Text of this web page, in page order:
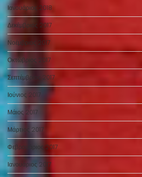
Ιανουάριος 2018
Δεκέμβριος 2017
Νοέμβριος 2017
Οκτώβριος 2017
Σεπτέμβριος 2017
Ιούνιος 2017
Μάιος 2017
Μάρτιος 2017
Φεβρουάριος 2017
Ιανουάριος 2017